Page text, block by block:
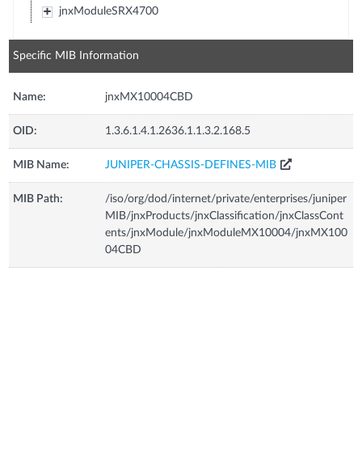
jnxModuleSRX4700
Specific MIB Information
Name: jnxMX10004CBD
OID: 1.3.6.1.4.1.2636.1.1.3.2.168.5
MIB Name: JUNIPER-CHASSIS-DEFINES-MIB
MIB Path:
/iso/org/dod/internet/private/enterprises/juniper
MIB/jnxProducts/jnxClassification/jnxClassCont
ents/jnxModule/jnxModuleMX10004/jnxMX100
04CBD